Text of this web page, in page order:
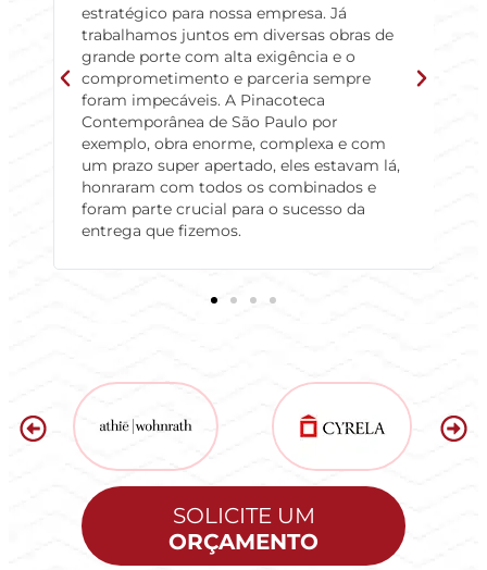
estratégico para nossa empresa. Já
trabalhamos juntos em diversas obras de
grande porte com alta exigência e o
comprometimento e parceria sempre
foram impecáveis. A Pinacoteca
Contemporânea de São Paulo por
exemplo, obra enorme, complexa e com
um prazo super apertado, eles estavam lá,
honraram com todos os combinados e
foram parte crucial para o sucesso da
entrega que fizemos.
SOLICITE UM
ORÇAMENTO